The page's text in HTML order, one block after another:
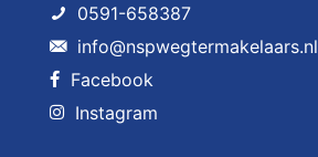
0591-658387
info@nspwegtermakelaars.nl
Facebook
Instagram